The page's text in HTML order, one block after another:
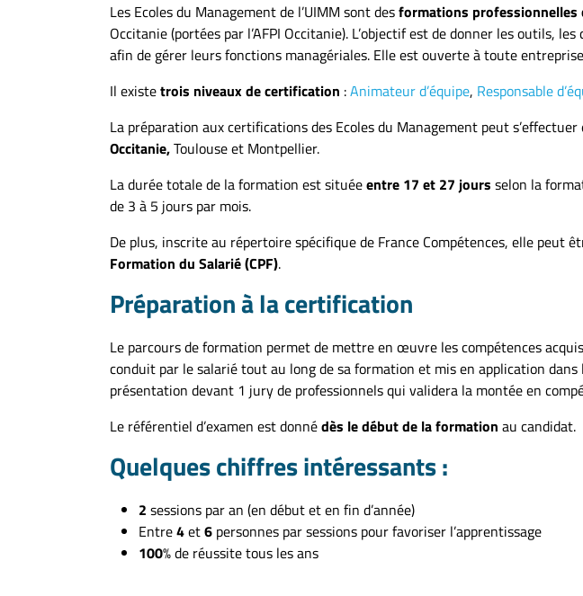
Les Ecoles du Management de l’UIMM sont desformations professionnelles
Occitanie (portées par l’AFPI Occitanie). L’objectif est de donner les outils, les
afin de gérer leurs fonctions managériales. Elle est ouverte à toute
Il existetrois niveaux de certification :Animateur d’équipe, Responsable
La préparation aux certifications des Ecoles du Management peut s’effectuer
Occitanie,Toulouse et Montpellier.
La durée totale de la formation est situéeentre 17 et 27 jours selon la
de 3 à 5 jours par mois.
De plus, inscrite au répertoire spécifique de France Compétences, elle peut
Formation du Salarié (CPF).
Préparation à la certification
Le parcours de formation permet de mettre en œuvre les compétences
conduit par le salarié tout au long de sa formation et mis en application dans
présentation devant 1 jury de professionnels qui validera la montée en
Le référentiel d’examen est donnédès le début de la formation au candidat.
Quelques chiffres intéressants :
2 sessions par an (en début et en fin d’année)
Entre4et6 personnes par sessions pour favoriser l’apprentissage
100% de réussite tous les ans